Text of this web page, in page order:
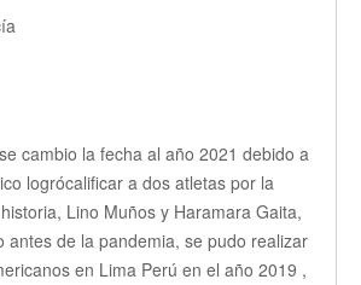
cambio la fecha al año 2021 debido a
logrócalificar a dos atletas por la
Lino Muños y Haramara Gaita,
antes de la pandemia, se pudo realizar
en Lima Perú en el año 2019 ,